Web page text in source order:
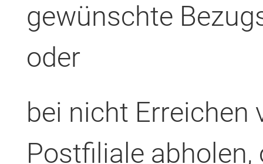
gewünschte
oder
bei nicht Erreichen
Postfiliale abholen,